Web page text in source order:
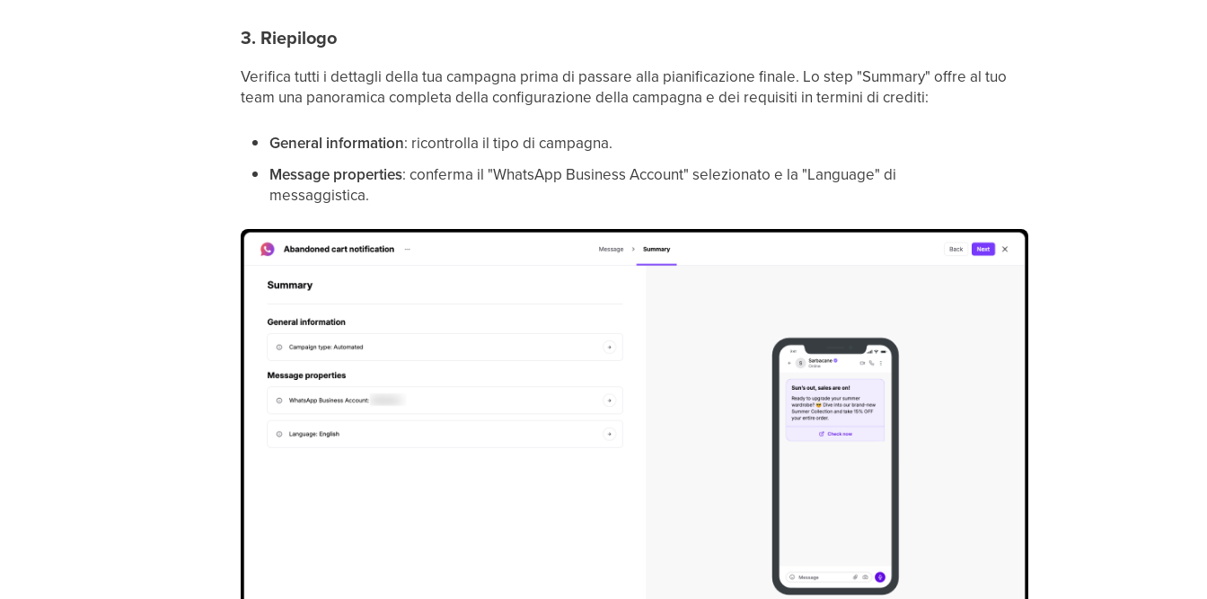
3. Riepilogo
Verifica tutti i dettagli della tua campagna prima di passare alla pianificazione finale. Lo step "Summary" offre al tuo
team una panoramica completa della configurazione della campagna e dei requisiti in termini di crediti:
General information: ricontrolla il tipo di campagna.
Message properties: conferma il "WhatsApp Business Account" selezionato e la "Language" di
messaggistica.